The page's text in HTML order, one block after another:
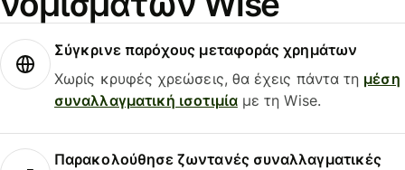
Σύγκρινε παρόχους μεταφοράς χρημάτων
Χωρίς κρυφές χρεώσεις, θα έχεις πάντα τη μέση
συναλλαγματική ισοτιμίαμε τη Wise.
Παρακολούθησε ζωντανές συναλλαγματικές